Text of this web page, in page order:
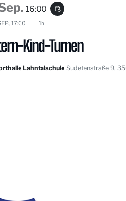
16:00 event_repeat
17:00 1h
Kind-Turnen
Lahntalschule Sudetenstraße 9,